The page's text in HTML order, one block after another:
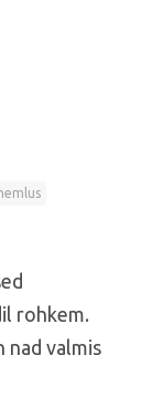
rohkem.
nad valmis